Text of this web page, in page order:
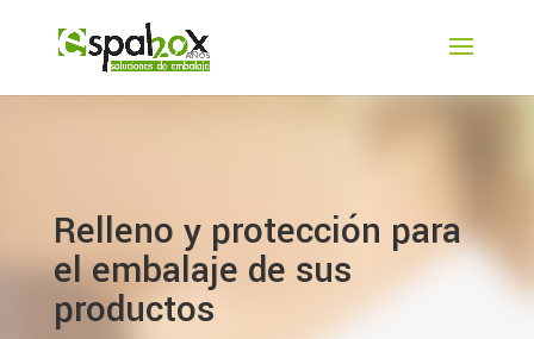
Relleno y protección para
el embalaje de sus
productos